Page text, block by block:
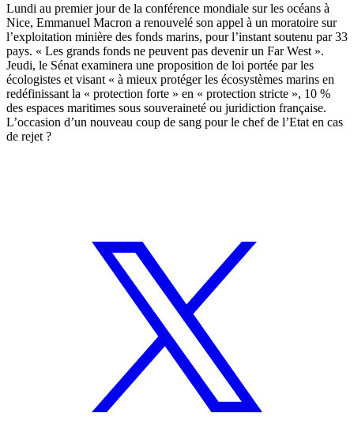
Lundi au premier jour de la conférence mondiale sur les océans à
Nice, Emmanuel Macron a renouvelé son appel à un moratoire sur
l’exploitation minière des fonds marins, pour l’instant soutenu par 33
pays. « Les grands fonds ne peuvent pas devenir un Far West ».
Jeudi, le Sénat examinera une proposition de loi portée par les
écologistes et visant « à mieux protéger les écosystèmes marins en
redéfinissant la « protection forte » en « protection stricte », 10 %
des espaces maritimes sous souveraineté ou juridiction française.
L’occasion d’un nouveau coup de sang pour le chef de l’Etat en cas
de rejet ?